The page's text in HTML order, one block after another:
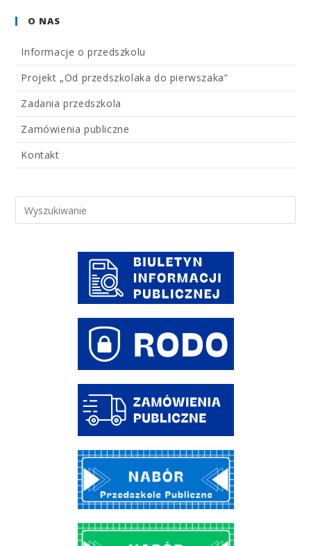
O NAS
Informacje o przedszkolu
Projekt „Od przedszkolaka do pierwszaka”
Zadania przedszkola
Zamówienia publiczne
Kontakt